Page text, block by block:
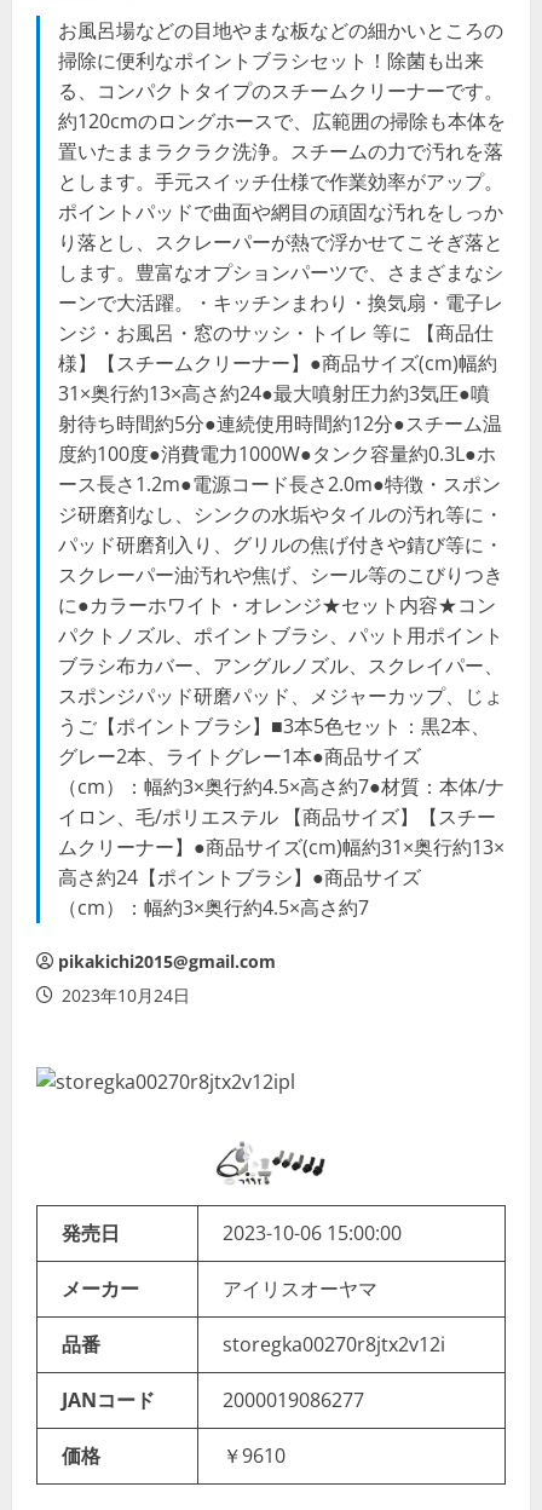
お風呂場などの目地やまな板などの細かいところの
掃除に便利なポイントブラシセット！除菌も出来
る、コンパクトタイプのスチームクリーナーです。
約120cmのロングホースで、広範囲の掃除も本体を
置いたままラクラク洗浄。スチームの力で汚れを落
とします。手元スイッチ仕様で作業効率がアップ。
ポイントパッドで曲面や網目の頑固な汚れをしっか
り落とし、スクレーパーが熱で浮かせてこそぎ落と
します。豊富なオプションパーツで、さまざまなシ
ーンで大活躍。・キッチンまわり・換気扇・電子レ
ンジ・お風呂・窓のサッシ・トイレ 等に 【商品仕
様】【スチームクリーナー】●商品サイズ(cm)幅約
31×奥行約13×高さ約24●最大噴射圧力約3気圧●噴
射待ち時間約5分●連続使用時間約12分●スチーム温
度約100度●消費電力1000W●タンク容量約0.3L●ホ
ース長さ1.2m●電源コード長さ2.0m●特徴・スポン
ジ研磨剤なし、シンクの水垢やタイルの汚れ等に・
パッド研磨剤入り、グリルの焦げ付きや錆び等に・
スクレーパー油汚れや焦げ、シール等のこびりつき
に●カラーホワイト・オレンジ★セット内容★コン
パクトノズル、ポイントブラシ、パット用ポイント
ブラシ布カバー、アングルノズル、スクレイパー、
スポンジパッド研磨パッド、メジャーカップ、じょ
うご【ポイントブラシ】■3本5色セット：黒2本、
グレー2本、ライトグレー1本●商品サイズ
（cm）：幅約3×奥行約4.5×高さ約7●材質：本体/ナ
イロン、毛/ポリエステル 【商品サイズ】【スチー
ムクリーナー】●商品サイズ(cm)幅約31×奥行約13×
高さ約24【ポイントブラシ】●商品サイズ
（cm）：幅約3×奥行約4.5×高さ約7
pikakichi2015@gmail.com
2023年10月24日
発売日 2023-10-06 15:00:00
メーカー アイリスオーヤマ
品番 storegka00270r8jtx2v12i
JANコード 2000019086277
価格 ￥9610